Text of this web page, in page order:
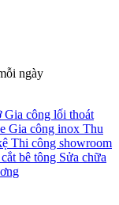
ngày
Gia công lối thoát
Gia công inox Thu
Thi công showroom
bê tông Sửa chữa